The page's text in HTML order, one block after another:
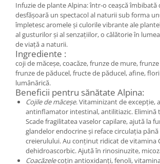
Infuzie de plante Alpina: într-o ceașcă îmbibată
desfășoară un spectacol al naturii sub forma
împletesc aromele și culorile vibrante ale
al gusturilor și al senzațiilor, o călătorie în
de viață a naturii.
Ingrediente :
coji de măceșe, coacăze, frunze de mure,
frunze de păducel, fructe de păducel, afine,
lumânărică.
Beneficii pentru sănătate Alpina:
Cojile de măceșe. Vitaminizant de excepție,
antinflamator intestinal, antilitiazic. Elimină
Scade fragilitatea vaselor capilare, ajută la
glandelor endocrine și reface circulația
creierulului. Au conținut ridicat de vitamina
dehidroascorbic. Ajută în rinosinuzite,
Coacăzelecoțin antioxidanți, fenoli, vitamina